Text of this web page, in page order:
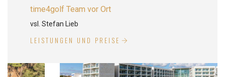
time4golf Team vor Ort
vsl. Stefan Lieb
LEISTUNGEN UND PREISE